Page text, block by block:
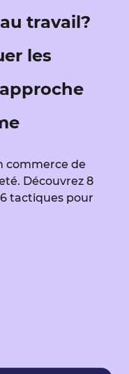
travail?
les
commerce de
Découvrez 8
tactiques pour